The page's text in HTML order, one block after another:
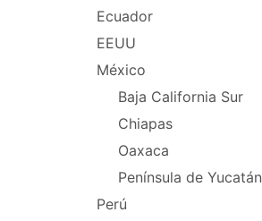
Ecuador
EEUU
México
Baja California Sur
Chiapas
Oaxaca
Península de Yucatán
Perú